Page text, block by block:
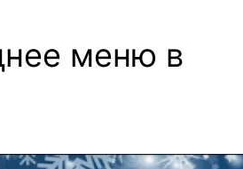
меню в